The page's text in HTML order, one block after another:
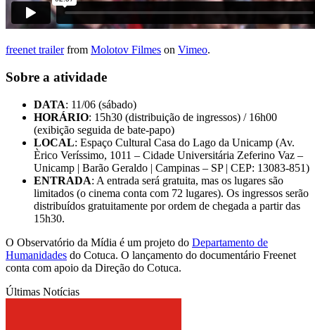
freenet trailerfrom Molotov Filmes on Vimeo.
Sobre a atividade
DATA: 11/06 (sábado)
HORÁRIO: 15h30 (distribuição de ingressos) / 16h00
(exibição seguida de bate-papo)
LOCAL: Espaço Cultural Casa do Lago da Unicamp (Av.
Èrico Veríssimo, 1011 – Cidade Universitária Zeferino Vaz –
Unicamp | Barão Geraldo | Campinas – SP | CEP: 13083-851)
ENTRADA: A entrada será gratuita, mas os lugares são
limitados (o cinema conta com 72 lugares). Os ingressos serão
distribuídos gratuitamente por ordem de chegada a partir das
15h30.
O Observatório da Mídia é um projeto do Departamento de
Humanidades do Cotuca. O lançamento do documentário Freenet
conta com apoio da Direção do Cotuca.
Últimas Notícias